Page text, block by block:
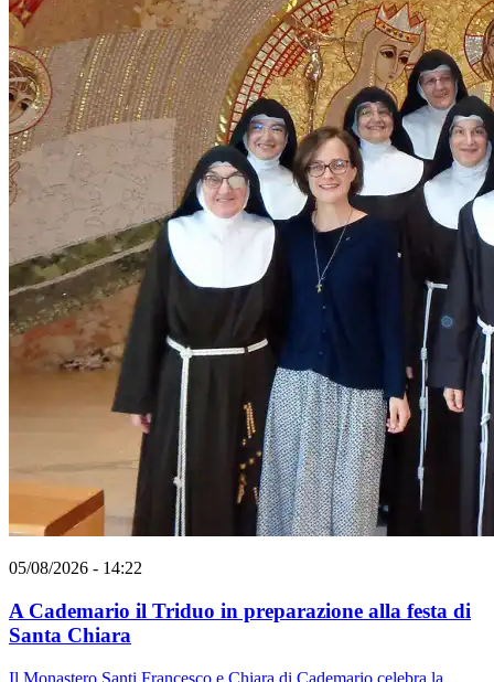
05/08/2026 - 14:22
A Cademario il Triduo in preparazione alla festa di
Santa Chiara
Il Monastero Santi Francesco e Chiara di Cademario celebra la